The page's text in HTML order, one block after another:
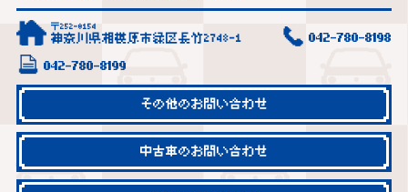
〒252-0154
神奈川県相模原市緑区長竹2748-1 042-780-8198
042-780-8199
その他のお問い合わせ
中古車のお問い合わせ